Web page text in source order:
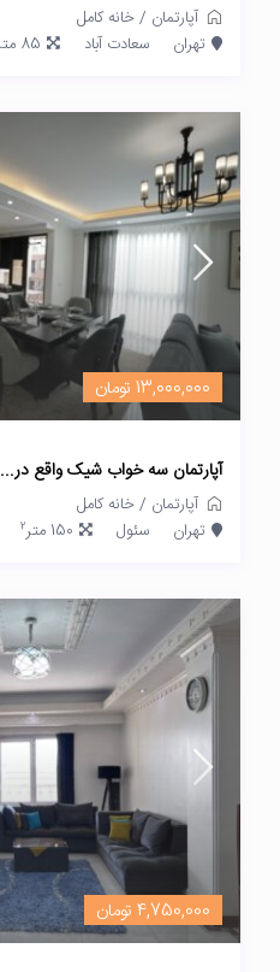
آپارتمان /خانه کامل
تهران
سعادت آباد 85 متر
13,000,000 تومان
آپارتمان سه خواب شیک واقع در...
آپارتمان /خانه کامل
تهران
سئول 150 متر 2
4,750,000 تومان